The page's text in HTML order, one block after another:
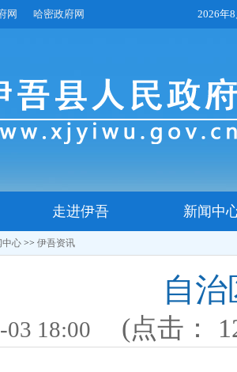
网 哈密政府网 2026年
走进伊吾 新闻中
中心 >> 伊吾资讯
自
03 18:00 (点击：